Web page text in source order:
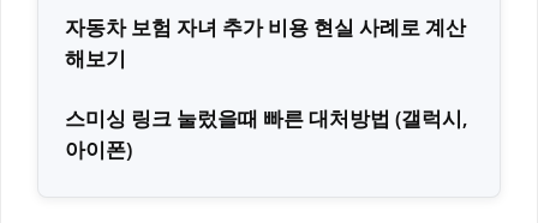
자동차 보험 자녀 추가 비용 현실 사례로 계산
해보기
스미싱 링크 눌렀을때 빠른 대처방법 (갤럭시,
아이폰)